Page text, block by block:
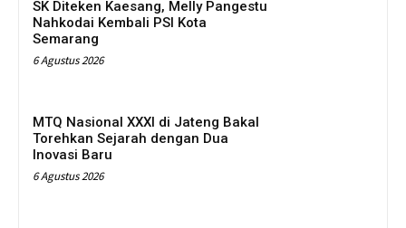
SK Diteken Kaesang, Melly Pangestu
Nahkodai Kembali PSI Kota
Semarang
6 Agustus 2026
MTQ Nasional XXXI di Jateng Bakal
Torehkan Sejarah dengan Dua
Inovasi Baru
6 Agustus 2026